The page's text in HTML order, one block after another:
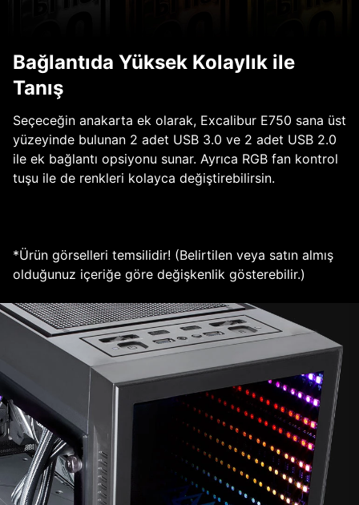
Bağlantıda Yüksek Kolaylık ile
Tanış
Seçeceğin anakarta ek olarak, Excalibur E750 sana üst
yüzeyinde bulunan 2 adet USB 3.0 ve 2 adet USB 2.0
ile ek bağlantı opsiyonu sunar. Ayrıca RGB fan kontrol
tuşu ile de renkleri kolayca değiştirebilirsin.
*Ürün görselleri temsilidir! (Belirtilen veya satın almış
olduğunuz içeriğe göre değişkenlik gösterebilir.)